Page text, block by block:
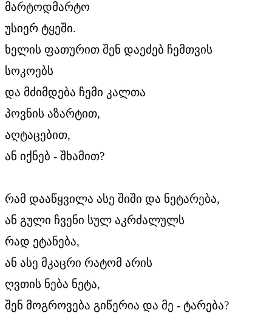
მარტოდმარტო
უსიერ ტყეში.
ხელის ფათურით შენ დაეძებ ჩემთვის
სოკოებს
და მძიმდება ჩემი კალთა
პოვნის აზარტით,
აღტაცებით,
ან იქნებ - შხამით?
რამ დააწყვილა ასე შიში და ნეტარება,
ან გული ჩვენი სულ აკრძალულს
რად ეტანება,
ან ასე მკაცრი რატომ არის
ღვთის ნება ნეტა,
შენ მოგროვება გიწერია და მე - ტარება?